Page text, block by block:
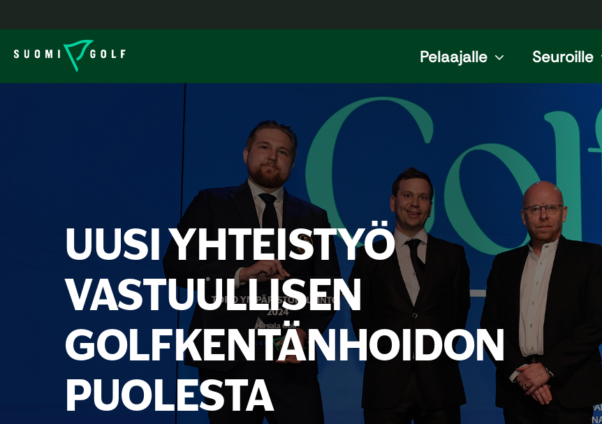
Pelaajalle Seuroille
UUSI YHTEISTYÖ
VASTUULLISEN
GOLFKENTÄNHOIDON
PUOLESTA